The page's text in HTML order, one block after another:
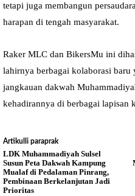
tetapi juga membangun
harapan di tengah masyarakat.
Raker MLC dan BikersMu ini
lahirnya berbagai kolaborasi baru
jangkauan dakwah
kehadirannya di berbagai lapisan
Artikulli paraprak
LDK Muhammadiyah Sulsel
Susun Peta Dakwah Kampung
Mualaf di Pedalaman Pinrang,
Pembinaan Berkelanjutan Jadi
Prioritas